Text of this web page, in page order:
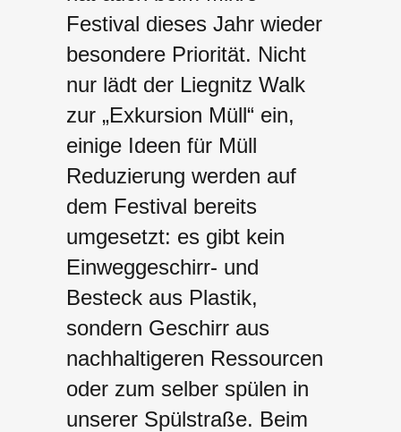
Festival dieses Jahr wieder
besondere Priorität. Nicht
nur lädt der Liegnitz Walk
zur „Exkursion Müll“ ein,
einige Ideen für Müll
Reduzierung werden auf
dem Festival bereits
umgesetzt: es gibt kein
Einweggeschirr- und
Besteck aus Plastik,
sondern Geschirr aus
nachhaltigeren Ressourcen
oder zum selber spülen in
unserer Spülstraße. Beim